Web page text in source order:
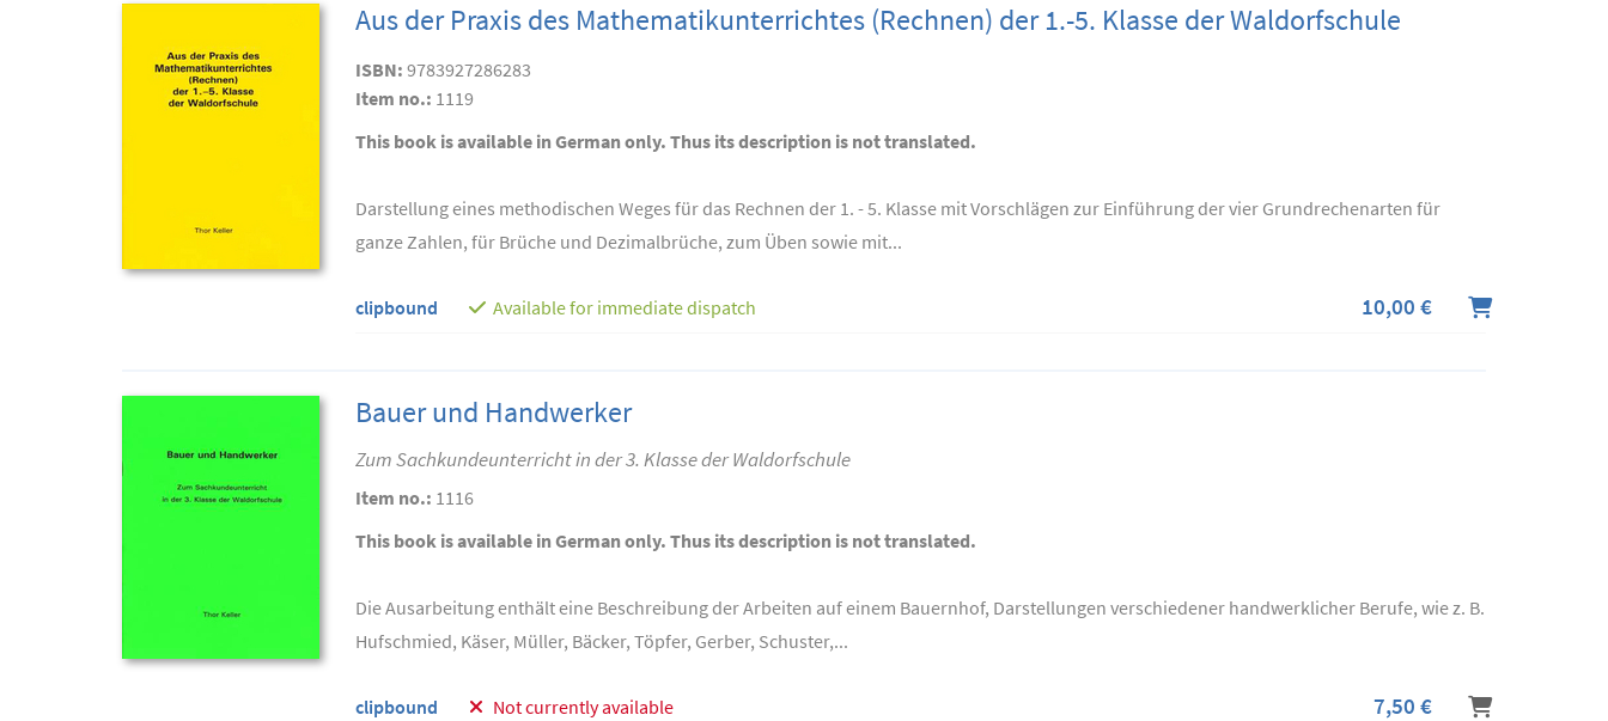
Aus der Praxis des Mathematikunterrichtes (Rechnen) der 1.-5. Klasse der Waldorfschule
ISBN: 9783927286283
Item no.: 1119
This book is available in German only. Thus its description is not translated.
Darstellung eines methodischen Weges für das Rechnen der 1. - 5. Klasse mit Vorschlägen zur Einführung der vier Grundrechenarten für
ganze Zahlen, für Brüche und Dezimalbrüche, zum Üben sowie mit...
clipbound Available for immediate dispatch 10,00 €
Bauer und Handwerker
Zum Sachkundeunterricht in der 3. Klasse der Waldorfschule
Item no.: 1116
This book is available in German only. Thus its description is not translated.
Die Ausarbeitung enthält eine Beschreibung der Arbeiten auf einem Bauernhof, Darstellungen verschiedener handwerklicher Berufe, wie z. B.
Hufschmied, Käser, Müller, Bäcker, Töpfer, Gerber, Schuster,...
clipbound Not currently available 7,50 €